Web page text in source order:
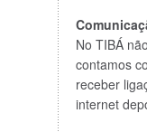
No TIBÁ
contamos
receber
internet